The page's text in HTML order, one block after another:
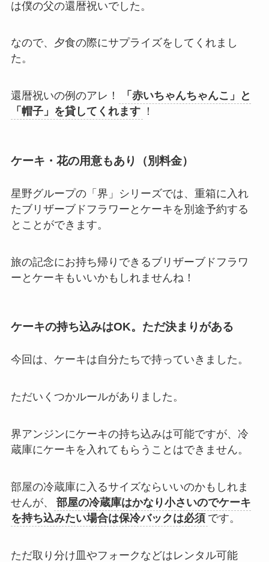
は僕の父の還暦祝いでした。
なので、夕食の際にサプライズをしてくれまし
た。
還暦祝いの例のアレ！
「赤いちゃんちゃんこ」と
「帽子」を貸してくれます ！
ケーキ・花の用意もあり（別料金）
星野グループの「界」シリーズでは、重箱に入れ
たブリザーブドフラワーとケーキを別途予約する
とことができます。
旅の記念にお持ち帰りできるブリザーブドフラワ
ーとケーキもいいかもしれませんね！
ケーキの持ち込みはOK。ただ決まりがある
今回は、ケーキは自分たちで持っていきました。
ただいくつかルールがありました。
界アンジンにケーキの持ち込みは可能ですが、冷
蔵庫にケーキを入れてもらうことはできません。
部屋の冷蔵庫に入るサイズならいいのかもしれま
せんが、
部屋の冷蔵庫はかなり小さいのでケーキ
を持ち込みたい場合は保冷バックは必須 です。
ただ取り分け皿やフォークなどはレンタル可能